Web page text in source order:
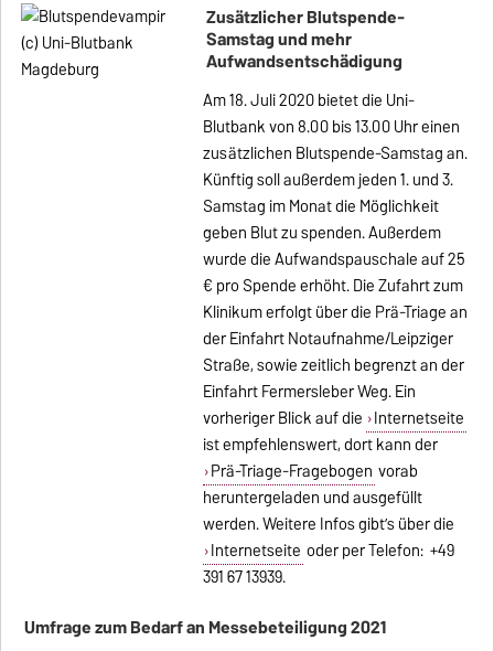
Zusätzlicher Blutspende-
Samstag und mehr
Aufwandsentschädigung
Am 18. Juli 2020 bietet die Uni-
Blutbank von 8.00 bis 13.00 Uhr einen
zusätzlichen Blutspende-Samstag an.
Künftig soll außerdem jeden 1. und 3.
Samstag im Monat die Möglichkeit
geben Blut zu spenden. Außerdem
wurde die Aufwandspauschale auf 25
€ pro Spende erhöht. Die Zufahrt zum
Klinikum erfolgt über die Prä-Triage an
der Einfahrt Notaufnahme/Leipziger
Straße, sowie zeitlich begrenzt an der
Einfahrt Fermersleber Weg. Ein
vorheriger Blick auf die Internetseite
ist empfehlenswert, dort kann der
Prä-Triage-Fragebogen vorab
heruntergeladen und ausgefüllt
werden. Weitere Infos gibt’s über die
Internetseite oder per Telefon: +49
391 67 13939.
Umfrage zum Bedarf an Messebeteiligung 2021